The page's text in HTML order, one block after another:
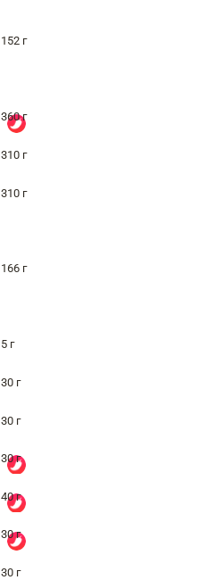
152 г
360 г
310 г
310 г
166 г
5 г
30 г
30 г
30 г
40 г
30 г
30 г